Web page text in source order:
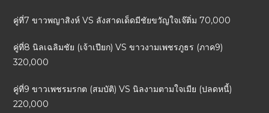
คู่ที่7 ขาวพญาสิงห์ VS ลังสาดเด็ดมีชัยขวัญใจเจ๊ติ่ม 70,000
คู่ที่8 นิลเฉลิมชัย (เจ้าเปียก) VS ขาวงามเพชรภูธร (ภาค9)
320,000
คู่ที่9 ขาวเพชรมรกต (สมบัติ) VS นิลงามตามใจเมีย (ปลดหนี้)
220,000